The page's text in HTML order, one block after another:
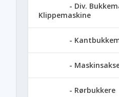
Div.
Klippemaskine
Rørbukkere